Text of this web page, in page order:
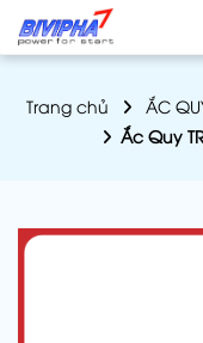
Trang chủ ẮC
Ắc Quy